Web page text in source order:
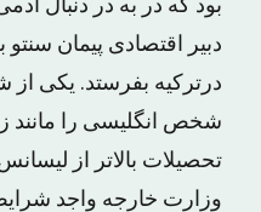
بود که در به در دنبال
دبیر اقتصادی پیمان سنتو
درترکیه بفرستد. یکی از
شخص انگلیسی را مانند
تحصیلات بالاتر از
وزارت خارجه واجد